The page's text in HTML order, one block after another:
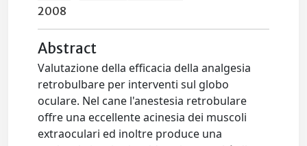
2008
Abstract
Valutazione della efficacia della analgesia
retrobulbare per interventi sul globo
oculare. Nel cane l'anestesia retrobulare
offre una eccellente acinesia dei muscoli
extraoculari ed inoltre produce una